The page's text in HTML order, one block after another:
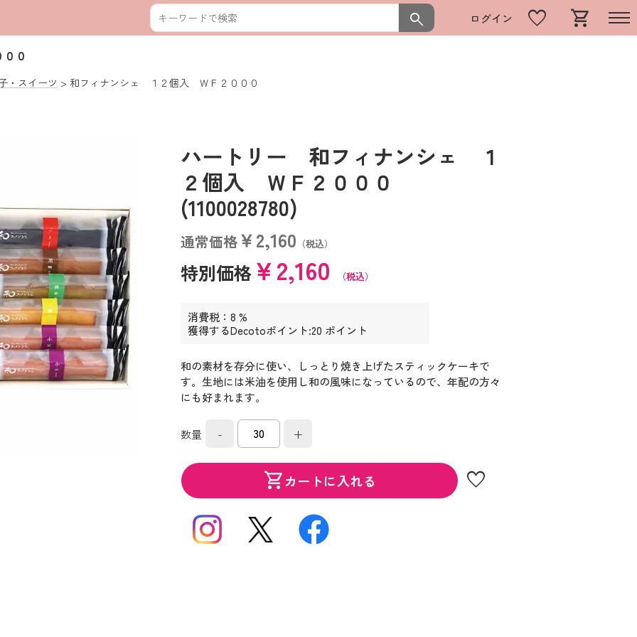
search ログイン favorite shopping_cart
０
・スイーツ 和フィナンシェ １２個入 ＷＦ２０００
ハートリー 和フィナンシェ １
２個入 ＷＦ２０００
(1100028780)
通常価格￥2,160 （税込）
特別価格￥2,160 （税込）
消費税：8 %
獲得するDecotoポイント:20 ポイント
和の素材を存分に使い、しっとり焼き上げたスティックケーキで
す。生地には米油を使用し和の風味になっているので、年配の方々
にも好まれます。
数量 - +
shopping_cartカートに入れる favorite